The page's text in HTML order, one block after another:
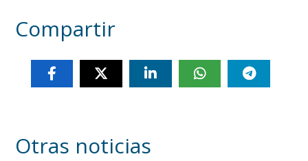
Compartir
Otras noticias